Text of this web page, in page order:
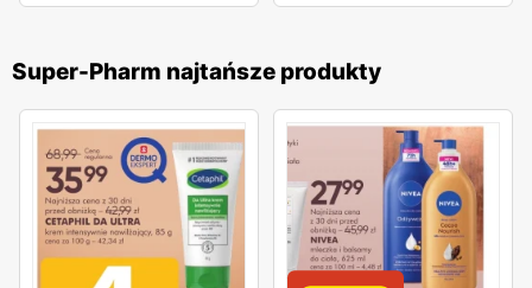
Super-Pharm najtańsze produkty